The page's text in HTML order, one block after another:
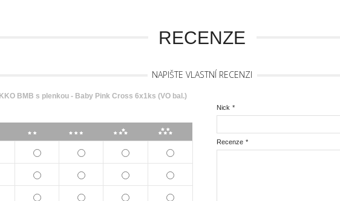
RECENZE
NAPIŠTE VLASTNÍ RECENZI
BMB s plenkou - Baby Pink Cross 6x1ks (VO bal.)
*
Nick
*
Recenze